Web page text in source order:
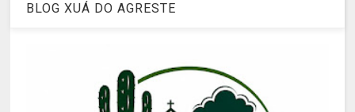
BLOG XUÁ DO AGRESTE